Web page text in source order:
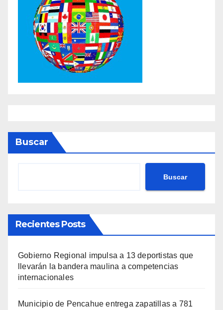
Buscar
Buscar
Recientes Posts
Gobierno Regional impulsa a 13 deportistas que
llevarán la bandera maulina a competencias
internacionales
Municipio de Pencahue entrega zapatillas a 781